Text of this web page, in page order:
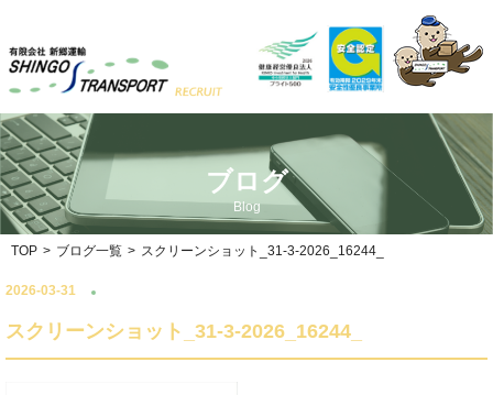
ブログ
Blog
TOP > ブログ一覧 > スクリーンショット_31-3-2026_16244_
2026-03-31
スクリーンショット_31-3-2026_16244_